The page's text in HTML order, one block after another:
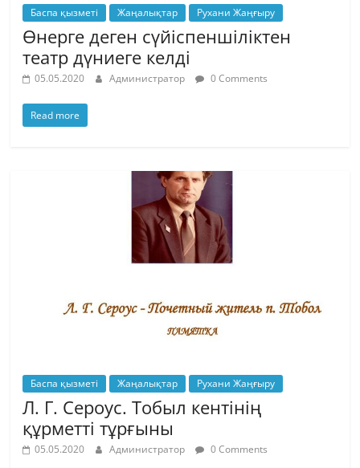
Баспа қызметі Жаңалықтар Рухани Жаңғыру
Өнерге деген сүйіспеншіліктен
театр дүниеге келді
05.05.2020 Администратор 0 Comments
Read more
Баспа қызметі Жаңалықтар Рухани Жаңғыру
Л. Г. Сероус. Тобыл кентінің
құрметті тұрғыны
05.05.2020 Администратор 0 Comments